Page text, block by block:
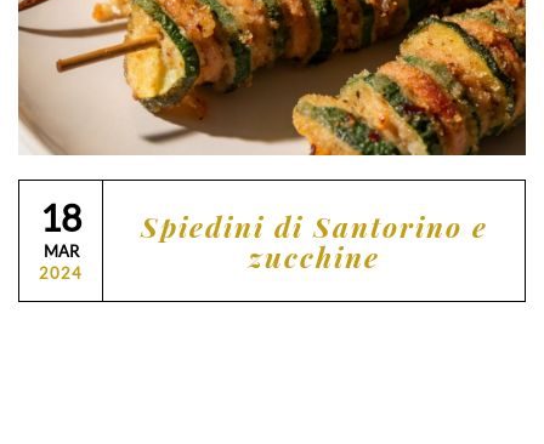
18
MAR
2024
Spiedini di Santorino e
zucchine